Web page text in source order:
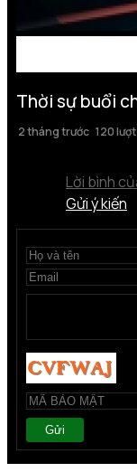
Thời sự buổi
2 tháng trước 120
Lời bình
Gửi ý kiến
Gửi